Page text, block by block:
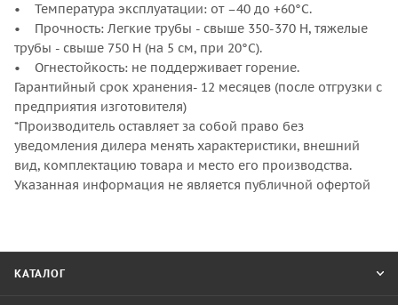
• Температура эксплуатации: от –40 до +60°С.
• Прочность: Легкие трубы - свыше 350-370 Н, тяжелые
трубы - свыше 750 Н (на 5 см, при 20°С).
• Огнестойкость: не поддерживает горение.
Гарантийный срок хранения- 12 месяцев (после отгрузки с
предприятия изготовителя)
*Производитель оставляет за собой право без
уведомления дилера менять характеристики, внешний
вид, комплектацию товара и место его производства.
Указанная информация не является публичной офертой
КАТАЛОГ